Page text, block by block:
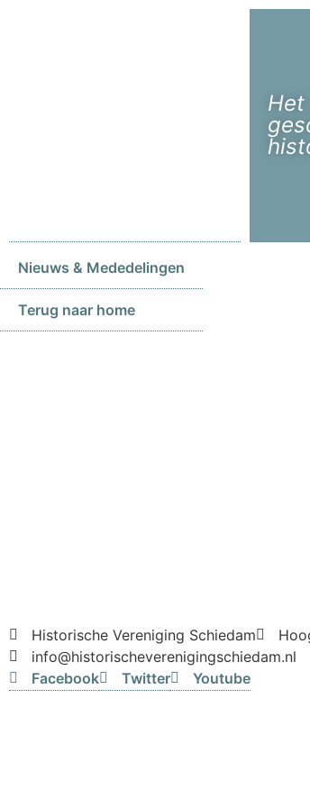
Nieuws & Mededelingen
Terug naar home
Historische Vereniging Schiedam
info@historischeverenigingschiedam.nl
Facebook
Twitter Youtube